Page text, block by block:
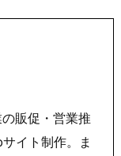
販促・営業推
イト制作。ま